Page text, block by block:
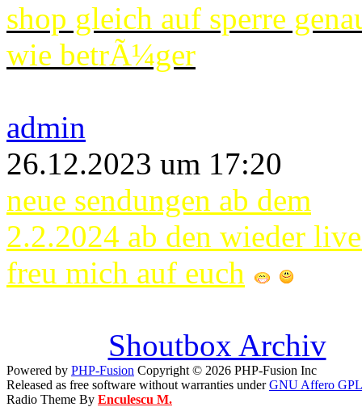
shop gleich auf sperre
wie betrÃ¼ger
admin
26.12.2023 um 17:20
neue sendungen ab dem
2.2.2024 ab den wieder
freu mich auf euch
Shoutbox Archiv
Powered by PHP-Fusion Copyright © 2026 PHP-Fusion Inc
Released as free software without warranties underGNU Affero GPL
Radio Theme By Enculescu M.